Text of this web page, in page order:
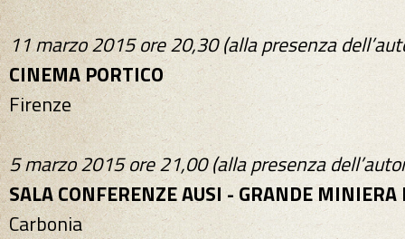
11 marzo 2015 ore 20,30 (alla presenza
CINEMA PORTICO
Firenze
5 marzo 2015 ore 21,00 (alla presenza
SALA CONFERENZE AUSI - GRANDE MINIERA
Carbonia